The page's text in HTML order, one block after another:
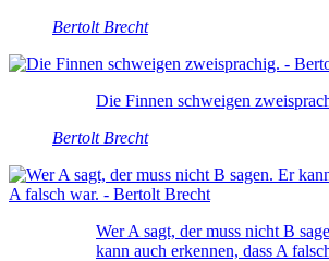
Bertolt Brecht
Die Finnen schweigen
Bertolt Brecht
Wer A sagt, der muss nicht B
kann auch erkennen, dass A